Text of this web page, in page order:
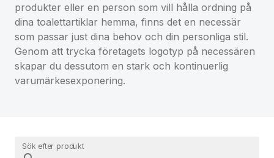
produkter eller en person som vill hålla ordning på
dina toalettartiklar hemma, finns det en necessär
som passar just dina behov och din personliga stil.
Genom att trycka företagets logotyp på necessären
skapar du dessutom en stark och kontinuerlig
varumärkesexponering.
Sök efter produkt